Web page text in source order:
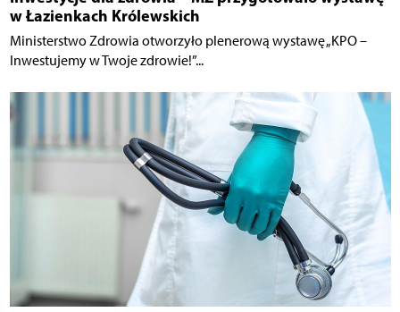
w Łazienkach Królewskich
Ministerstwo Zdrowia otworzyło plenerową wystawę „KPO –
Inwestujemy w Twoje zdrowie!”...